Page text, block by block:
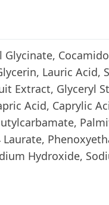
Glycinate,
Lauric Acid,
Extract, Glyceryl
Acid, Caprylic
Laurate,
Hydroxide,